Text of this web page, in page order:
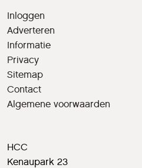
Inloggen
Adverteren
Informatie
Privacy
Sitemap
Contact
Algemene voorwaarden
HCC
Kenaupark 23